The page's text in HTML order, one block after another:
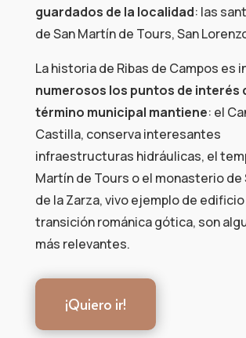
guardados de la localidad: las
de San Martín de Tours, San
La historia de Ribas de Campos es
numerosos los puntos de interés
término municipal mantiene: el
Castilla, conserva interesantes
infraestructuras hidráulicas, el
Martín de Tours o el monasterio de
de la Zarza, vivo ejemplo de
transición románica gótica, son
más relevantes.
¡Quiero ir!